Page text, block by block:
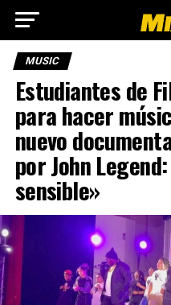
MUSIC
Estudiantes de
para hacer
nuevo
por John
sensible»